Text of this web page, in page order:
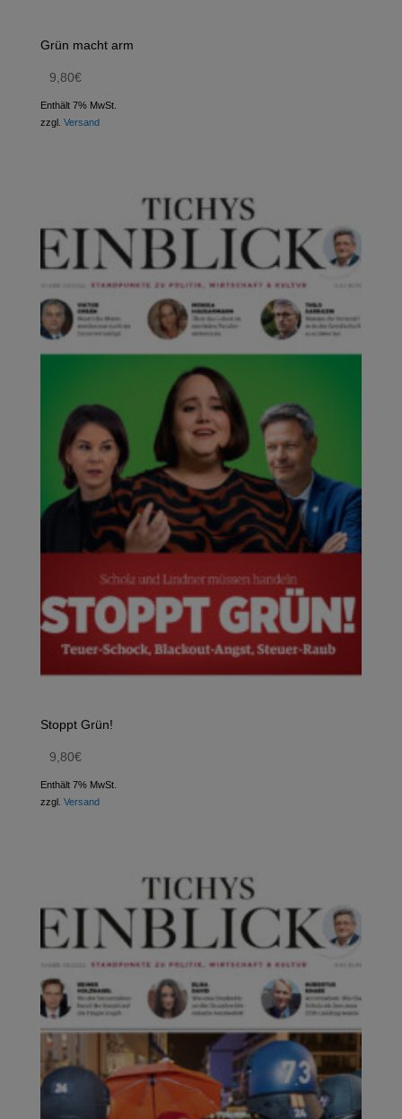
Grün macht arm
9,80€
Enthält 7% MwSt.
zzgl. Versand
Stoppt Grün!
9,80€
Enthält 7% MwSt.
zzgl. Versand